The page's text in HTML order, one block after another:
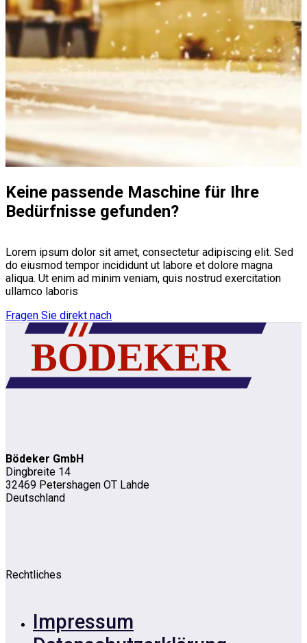
Keine passende Maschine für Ihre
Bedürfnisse gefunden?
Lorem ipsum dolor sit amet, consectetur adipiscing elit. Sed
do eiusmod tempor incididunt ut labore et dolore magna
aliqua. Ut enim ad minim veniam, quis nostrud exercitation
ullamco laboris
Fragen Sie direkt nach
Bödeker GmbH
Dingbreite 14
32469 Petershagen OT Lahde
Deutschland
Rechtliches
Impressum